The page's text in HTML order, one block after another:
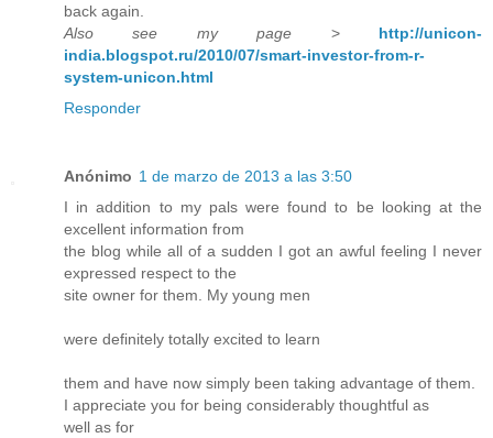
back again.
Also see my page > http://unicon-
india.blogspot.ru/2010/07/smart-investor-from-r-
system-unicon.html
Responder
Anónimo 1 de marzo de 2013 a las 3:50
I in addition to my pals were found to be looking at the
excellent information from
the blog while all of a sudden I got an awful feeling I never
expressed respect to the
site owner for them. My young men
were definitely totally excited to learn
them and have now simply been taking advantage of them.
I appreciate you for being considerably thoughtful as
well as for